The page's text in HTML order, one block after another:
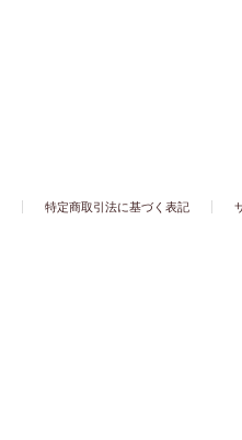
特定商取引法に基づく表記